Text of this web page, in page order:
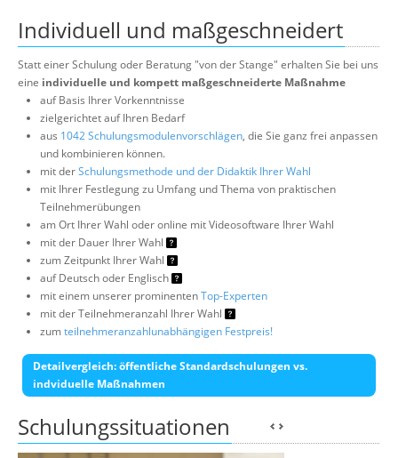
Individuell und maßgeschneidert
Statt einer Schulung oder Beratung "von der Stange" erhalten Sie bei uns
eine individuelle und kompett maßgeschneiderte Maßnahme
auf Basis Ihrer Vorkenntnisse
zielgerichtet auf Ihren Bedarf
aus 1042 Schulungsmodulenvorschlägen, die Sie ganz frei anpassen
und kombinieren können.
mit derSchulungsmethode und der Didaktik Ihrer Wahl
mit Ihrer Festlegung zu Umfang und Thema von praktischen
Teilnehmerübungen
am Ort Ihrer Wahl oder online mit Videosoftware Ihrer Wahl
mit der Dauer Ihrer Wahl
zum Zeitpunkt Ihrer Wahl
auf Deutsch oder Englisch
mit einem unserer prominentenTop-Experten
mit der Teilnehmeranzahl Ihrer Wahl
zumteilnehmeranzahlunabhängigen Festpreis!
Detailvergleich: öffentliche Standardschulungen vs.
indviduelle Maßnahmen
Schulungssituationen